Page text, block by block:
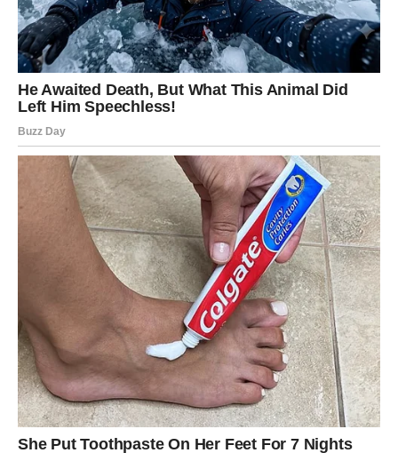
Ljubav:Istina jača odnos – čak i ako boli.
Poruka meseca:Jasnoća donosi mir.
PAS
Februar vam donosi karmičke teme – vraća se ono što ste
davali. Ovo je mesec nagrade, ali i suočavanja sa
odgovornošću.
Ljubav:
Odnos se produbljuje ili završava – nema
sredine.
Poruka meseca:Budi veran sebi.
SVINJA
Mesec donosi emotivnu stabilizaciju i unutrašnji mir.
Posle turbulentnog perioda, februar vam daje priliku da
se smirite i saberete.